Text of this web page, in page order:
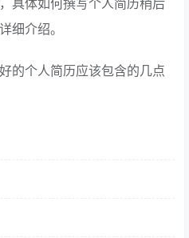
细介绍。
的个人简历应该包含的几点